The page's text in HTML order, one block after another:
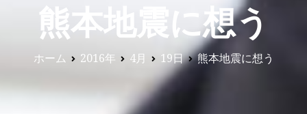
熊本地震に想う
ホーム 2016年 4月 19日 熊本地震に想う